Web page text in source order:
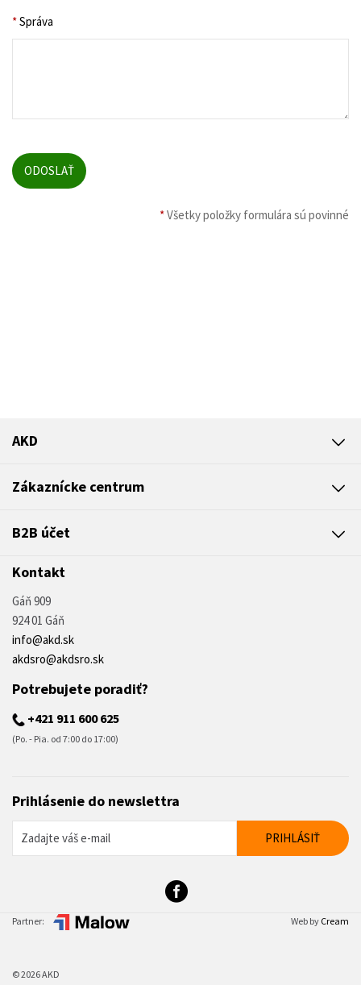
*Správa
*Všetky položky formulára sú povinné
AKD
Zákaznícke centrum
B2B účet
Kontakt
Gáň 909
924 01 Gáň
info@akd.sk
akdsro@akdsro.sk
Potrebujete poradiť?
+421 911 600 625
(Po. - Pia. od 7:00 do 17:00)
Prihlásenie do newslettra
Partner: Web by Cream
© 2026 AKD